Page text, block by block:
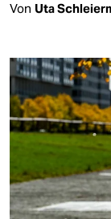
Von Uta